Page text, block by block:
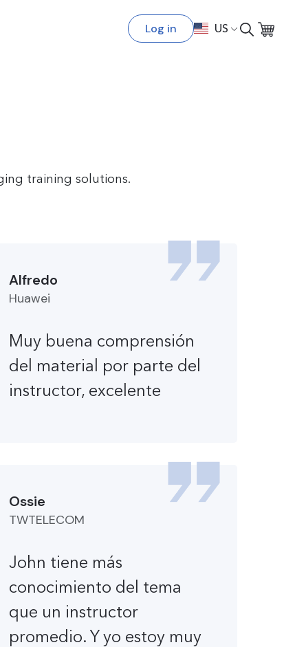
Log in US
training solutions.
Alfredo
Huawei
Muy buena comprensión
del material por parte del
instructor, excelente
Ossie
TWTELECOM
John tiene más
conocimiento del tema
que un instructor
promedio. Y yo estoy muy